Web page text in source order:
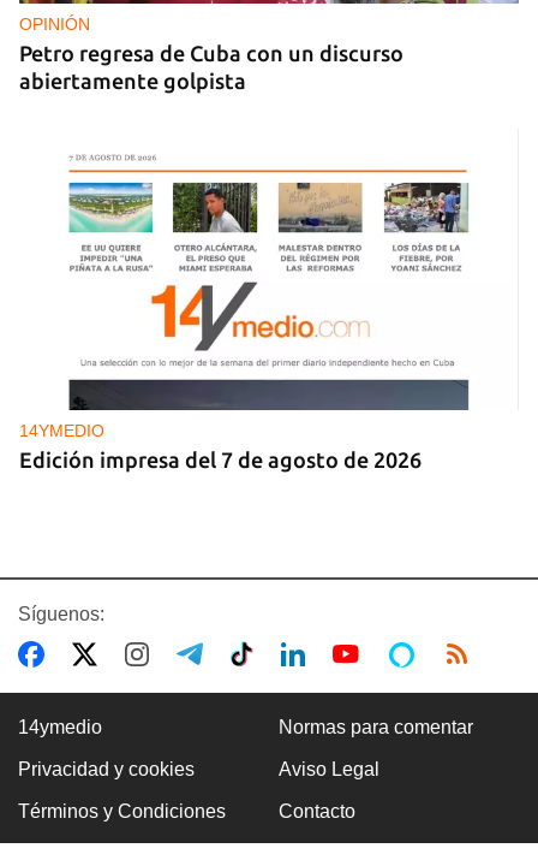
OPINIÓN
Petro regresa de Cuba con un discurso
abiertamente golpista
14YMEDIO
Edición impresa del 7 de agosto de 2026
DEPORTACIONES EE UU
El ICE envía a la fuerza a migrantes, entre ellos
Síguenos:
14ymedio Normas para comentar
Privacidad y cookies Aviso Legal
Términos y Condiciones Contacto